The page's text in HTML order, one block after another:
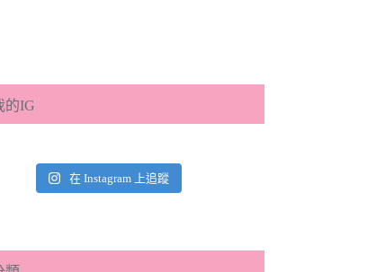
的IG
在 Instagram 上追蹤